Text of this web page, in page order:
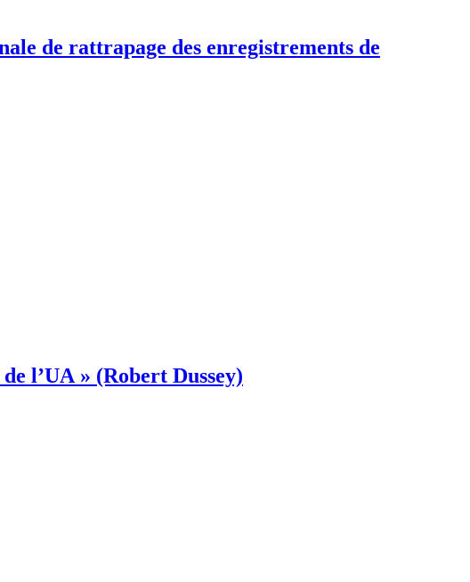
de rattrapage des enregistrements de
l’UA » (Robert Dussey)